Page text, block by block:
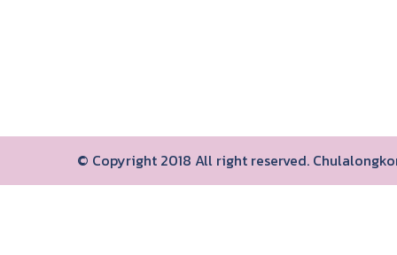
© Copyright 2018 All right reserved.